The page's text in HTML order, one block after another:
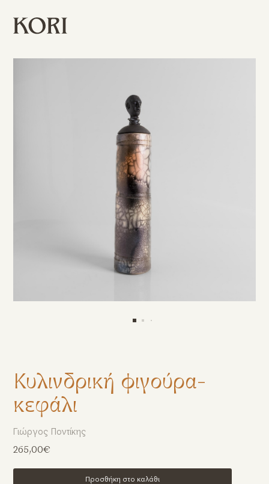
Γιώργος Ποντίκης
265,00€
Προσθήκη στο καλάθι
Κυλινδρική φιγούρα-
κεφάλι